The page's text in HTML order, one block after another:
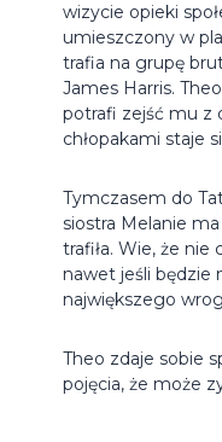
wizycie opieki
umieszczony w
trafia na grupę
James Harris.
potrafi zejść mu z
chłopakami staje
Tymczasem do
siostra Melanie
trafiła. Wie, że
nawet jeśli będzie
największego
Theo zdaje sobie
pojęcia, że może